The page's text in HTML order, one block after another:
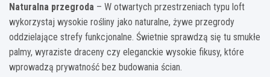
Naturalna przegroda – W otwartych przestrzeniach typu loft
wykorzystaj wysokie rośliny jako naturalne, żywe przegrody
oddzielające strefy funkcjonalne. Świetnie sprawdzą się tu smukłe
palmy, wyraziste draceny czy eleganckie wysokie fikusy, które
wprowadzą prywatność bez budowania ścian.